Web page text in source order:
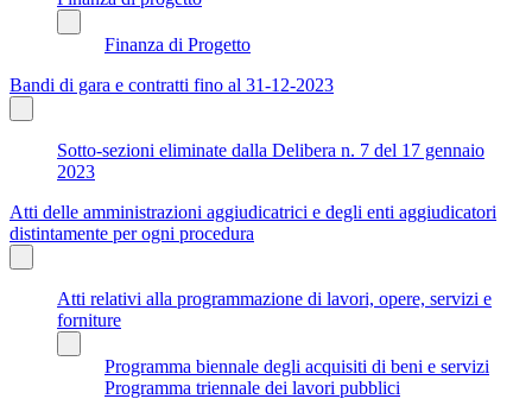
Finanza di Progetto
Bandi di gara e contratti fino al 31-12-2023
Sotto-sezioni eliminate dalla Delibera n. 7 del 17 gennaio
2023
Atti delle amministrazioni aggiudicatrici e degli enti aggiudicatori
distintamente per ogni procedura
Atti relativi alla programmazione di lavori, opere, servizi e
forniture
Programma biennale degli acquisiti di beni e servizi
Programma triennale dei lavori pubblici